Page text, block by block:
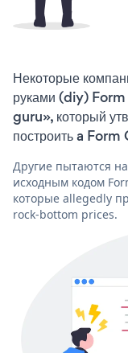
Некоторые
руками (diy)
guru», который
построить a
Другие пытаются
исходным кодом
которые allegedly
rock-bottom prices.